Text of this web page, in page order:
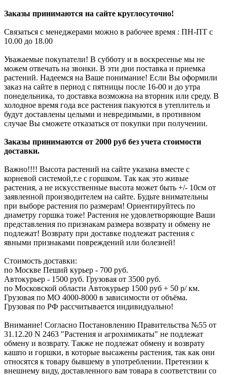
Заказы принимаются на сайте круглосуточно!
Связаться с менеджерами можно в рабочее время : ПН-ПТ с
10.00 до 18.00
Уважаемые покупатели! В субботу и в воскресенье мы не
можем отвечать на звонки. В эти дни поставка и приемка
растений. Надеемся на Ваше понимание! Если Вы оформили
заказ на сайте в период с пятницы после 16-00 и до утра
понедельника, то доставка возможна на вторник или среду. В
холодное время года все растения пакуются в утеплитель и
будут доставлены целыми и невредимыми, в противном
случае Вы сможете отказаться от покупки при получении.
Заказы принимаются от 2000 руб без учета стоимости
доставки.
Важно!!!! Высота растений на сайте указана вместе с
корневой системой,т.е с горшком. Так как это живые
растения, а не искусственные высота может быть +/- 10см от
заявленной производителем на сайте. Будьте внимательны
при выборе растения по размерам! Ориентируйтесь по
диаметру горшка тоже! Растения не удовлетворяющие Ваши
представления по признакам размера возврату и обмену не
подлежат! Возврату при доставке подлежат растения с
явными признаками повреждений или болезней!
Стоимость доставки:
по Москве Пеший курьер - 700 руб.
Автокурьер - 1500 руб. Грузовая от 3500 руб.
по Московской области Автокурьер 1500 руб + 50 р/ км.
Грузовая по МО 4000-8000 в зависимости от объёма.
Грузовая по РФ рассчитывается индивидуально!
Внимание! Согласно Постановлению Правительства №55 от
31.12.20 N 2463 "Растения и агрохимикаты" не подлежат
обмену и возврату. Также не подлежат обмену и возврату
кашпо и горшки, в которые высажены растения, так как они
относятся к товару бывшему в употреблении. Претензии к
внешнему виду, доставленного вам товара в соответствии со